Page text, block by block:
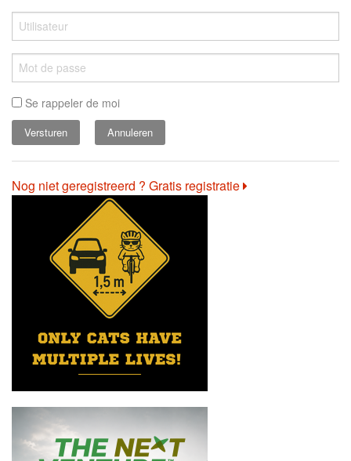
Se rappeler de moi
Annuleren
Nog niet geregistreerd ? Gratis registratie